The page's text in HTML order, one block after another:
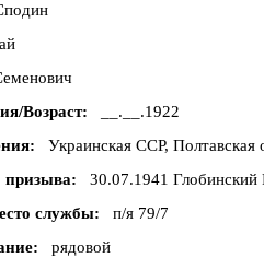
Возраст
__.__.1922
Украинская ССР,
призыва
30.07.1941
службы
п/я 79/7
рядовой